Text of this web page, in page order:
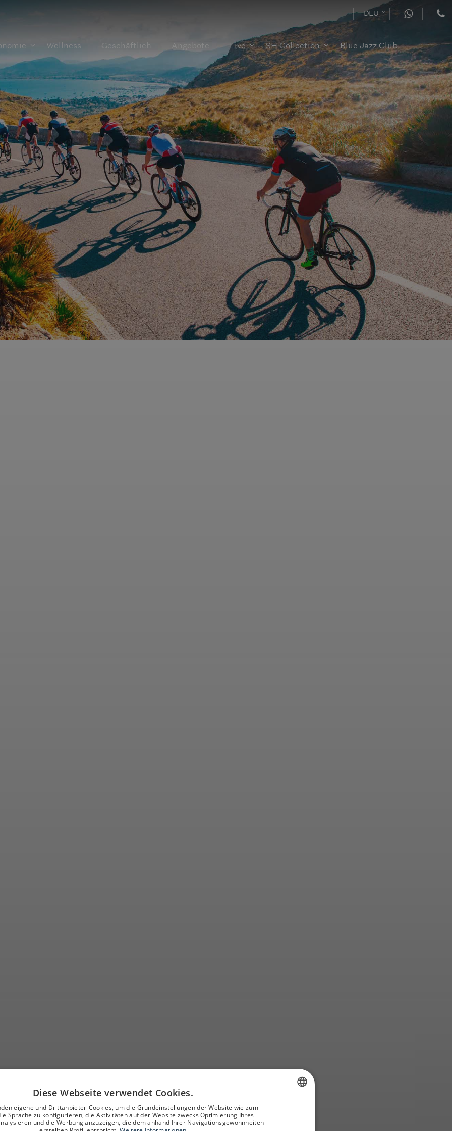
DEU
Wellness Geschäftlich Angebote Live SH Collection Blue Jazz Club
Sie spannende
Diese Webseite verwendet Cookies.
eigene und Drittanbieter-Cookies, um die Grundeinstellungen der Website wie zum
Sprache zu konfigurieren, die Aktivitäten auf der Website zwecks Optimierung Ihres
und die Werbung anzuzeigen, die dem anhand Ihrer Navigationsgewohnheiten